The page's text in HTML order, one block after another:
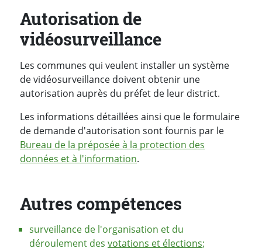
Autorisation de
vidéosurveillance
Les communes qui veulent installer un système
de vidéosurveillance doivent obtenir une
autorisation auprès du préfet de leur district.
Les informations détaillées ainsi que le formulaire
de demande d'autorisation sont fournis par le
Bureau de la préposée à la protection des
données et à l'information.
Autres compétences
surveillance de l'organisation et du
déroulement des votations et élections;